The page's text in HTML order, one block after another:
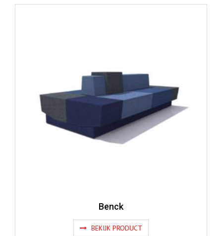
Benck
BEKIJK PRODUCT